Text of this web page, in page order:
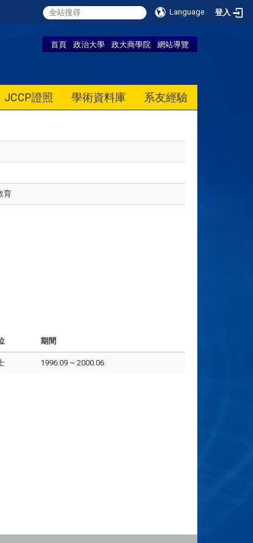
Language 登入
首頁 政治大學 政大商學院 網站導覽
JCCP證照 學術資料庫 系友經驗
育
期間
1996.09 ~ 2000.06